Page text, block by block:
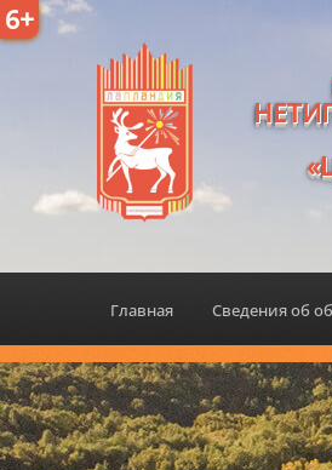
6+
Главная Сведения об